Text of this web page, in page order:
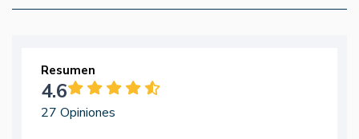
Resumen
4.6
27 Opiniones